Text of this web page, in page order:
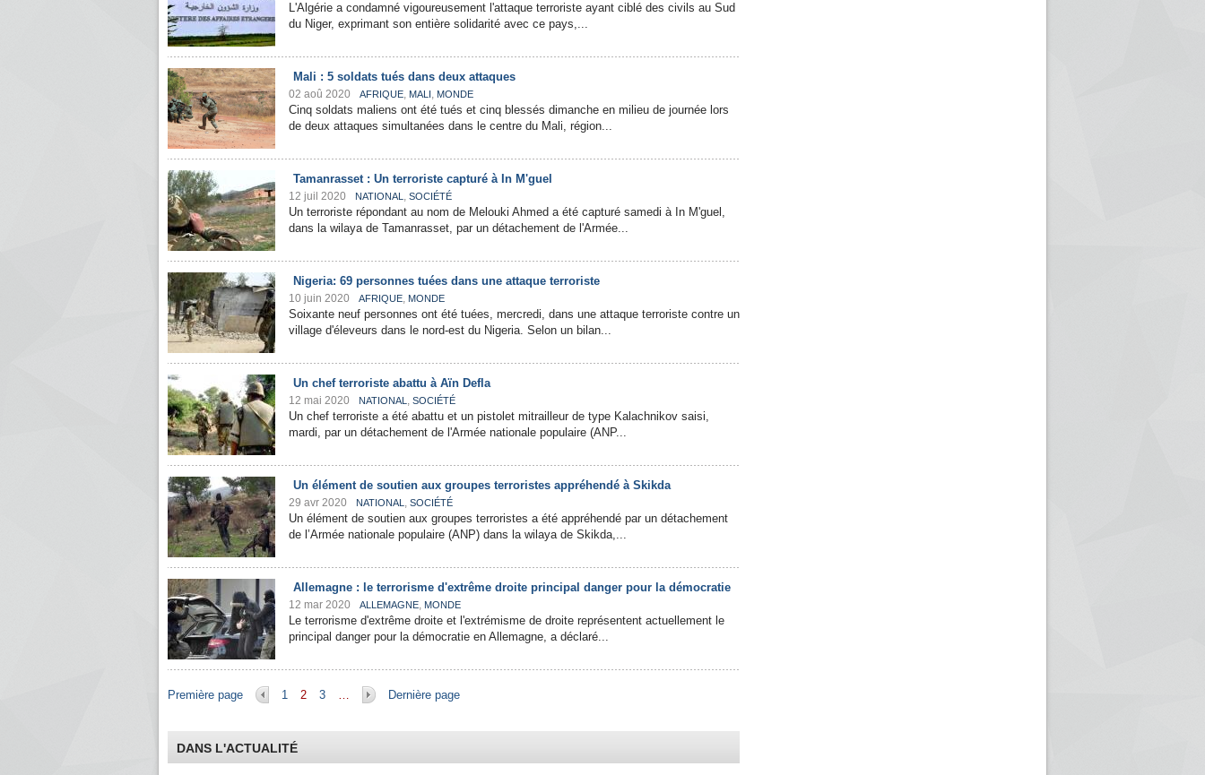
L'Algérie a condamné vigoureusement l'attaque terroriste ayant ciblé des civils au Sud
du Niger, exprimant son entière solidarité avec ce pays,...
Mali : 5 soldats tués dans deux attaques
02 aoû 2020 AFRIQUE, MALI, MONDE
Cinq soldats maliens ont été tués et cinq blessés dimanche en milieu de journée lors
de deux attaques simultanées dans le centre du Mali, région...
Tamanrasset : Un terroriste capturé à In M'guel
12 juil 2020 NATIONAL , SOCIÉTÉ
Un terroriste répondant au nom de Melouki Ahmed a été capturé samedi à In M'guel,
dans la wilaya de Tamanrasset, par un détachement de l'Armée...
Nigeria: 69 personnes tuées dans une attaque terroriste
10 juin 2020 AFRIQUE, MONDE
Soixante neuf personnes ont été tuées, mercredi, dans une attaque terroriste contre un
village d'éleveurs dans le nord-est du Nigeria. Selon un bilan...
Un chef terroriste abattu à Aïn Defla
12 mai 2020 NATIONAL , SOCIÉTÉ
Un chef terroriste a été abattu et un pistolet mitrailleur de type Kalachnikov saisi,
mardi, par un détachement de l'Armée nationale populaire (ANP...
Un élément de soutien aux groupes terroristes appréhendé à Skikda
29 avr 2020 NATIONAL , SOCIÉTÉ
Un élément de soutien aux groupes terroristes a été appréhendé par un détachement
de l’Armée nationale populaire (ANP) dans la wilaya de Skikda,...
Allemagne : le terrorisme d'extrême droite principal danger pour la démocratie
12 mar 2020 ALLEMAGNE, MONDE
Le terrorisme d'extrême droite et l'extrémisme de droite représentent actuellement le
principal danger pour la démocratie en Allemagne, a déclaré...
Pages
Première page 1 2 3 … Dernière page
DANS L'ACTUALITÉ